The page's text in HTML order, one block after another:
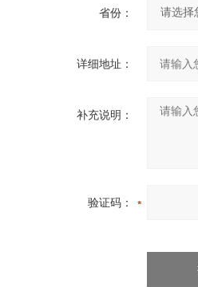
省份：
详细地址：
补充说明：
验证码：